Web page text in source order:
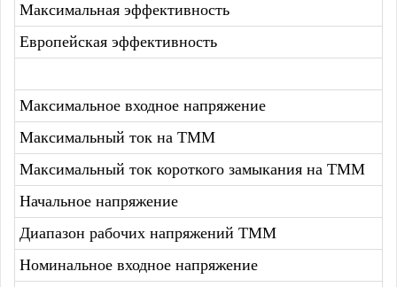
Максимальная эффективность
Европейская эффективность
Максимальное входное напряжение
Максимальный ток на ТММ
Максимальный ток короткого замыкания на ТММ
Начальное напряжение
Диапазон рабочих напряжений ТММ
Номинальное входное напряжение